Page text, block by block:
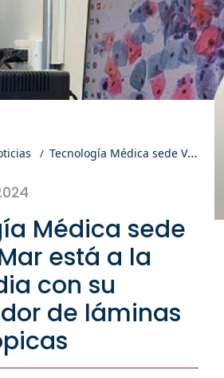
Tecnología Médica sede Viña del Mar está a la vanguardia con su digitalizador de láminas microscópicas
Médica sede
está a la
con su
de láminas